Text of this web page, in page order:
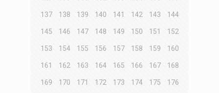
137 138 139 140 141 142 143 144
145 146 147 148 149 150 151 152
153 154 155 156 157 158 159 160
161 162 163 164 165 166 167 168
169 170 171 172 173 174 175 176